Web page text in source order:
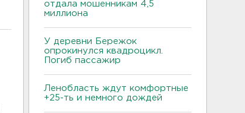
отдала мошенникам 4,5
миллиона
У деревни Бережок
опрокинулся квадроцикл.
Погиб пассажир
Ленобласть ждут комфортные
+25-ть и немного дождей